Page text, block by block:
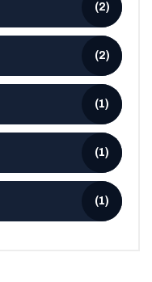
(2)
(2)
(1)
(1)
(1)